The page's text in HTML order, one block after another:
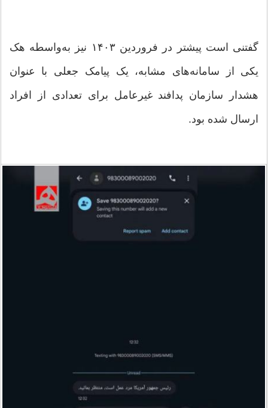
گفتنی است پیشتر در فروردین ۱۴۰۳ نیز به‌واسطه هک
یکی از سامانه‌های مشابه، یک پیامک جعلی با عنوان
هشدار سازمان پدافند غیرعامل برای تعدادی از افراد
ارسال شده بود.